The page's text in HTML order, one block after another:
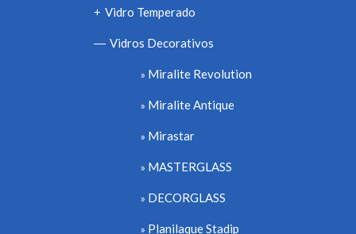
+ Vidro Temperado
— Vidros Decorativos
Miralite Revolution
Miralite Antique
Mirastar
MASTERGLASS
DECORGLASS
Planilaque Stadip